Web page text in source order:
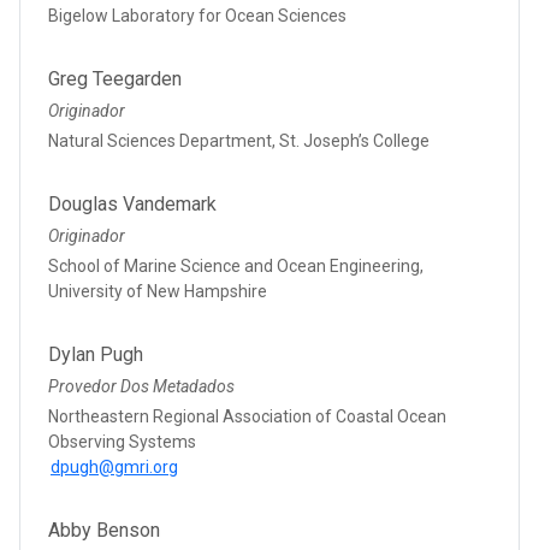
Bigelow Laboratory for Ocean Sciences
Greg Teegarden
Originador
Natural Sciences Department, St. Joseph’s College
Douglas Vandemark
Originador
School of Marine Science and Ocean Engineering,
University of New Hampshire
Dylan Pugh
Provedor Dos Metadados
Northeastern Regional Association of Coastal Ocean
Observing Systems
dpugh@gmri.org
Abby Benson